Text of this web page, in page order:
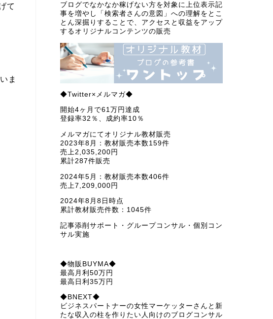
て
ま
ブログでなかなか稼げない方を対象に上位表示記
事を増やし「検索者さんの意図」への理解をとこ
とん深掘りすることで、アクセスと収益をアップ
するオリジナルコンテンツの販売
◆Twitter×メルマガ◆
開始4ヶ月で61万円達成
登録率32％、成約率10％
メルマガにてオリジナル教材販売
2023年8月：教材販売本数159件
売上2,035,200円
累計287件販売
2024年5月：教材販売本数406件
売上7,209,000円
2024年8月8日時点
累計教材販売件数：1045件
記事添削サポート・グループコンサル・個別コン
サル実施
◆物販BUYMA◆
最高月利50万円
最高日利35万円
◆BNEXT◆
ビジネスパートナーの女性マーケッターさんと新
たな収入の柱を作りたい人向けのブログコンサル